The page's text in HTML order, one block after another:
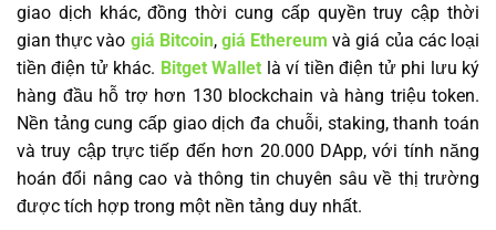
giao dịch khác, đồng thời cung cấp quyền truy cập thời
gian thực vào giá Bitcoin, giá Ethereum và giá của các loại
tiền điện tử khác. Bitget Wallet là ví tiền điện tử phi lưu ký
hàng đầu hỗ trợ hơn 130 blockchain và hàng triệu token.
Nền tảng cung cấp giao dịch đa chuỗi, staking, thanh toán
và truy cập trực tiếp đến hơn 20.000 DApp, với tính năng
hoán đổi nâng cao và thông tin chuyên sâu về thị trường
được tích hợp trong một nền tảng duy nhất.